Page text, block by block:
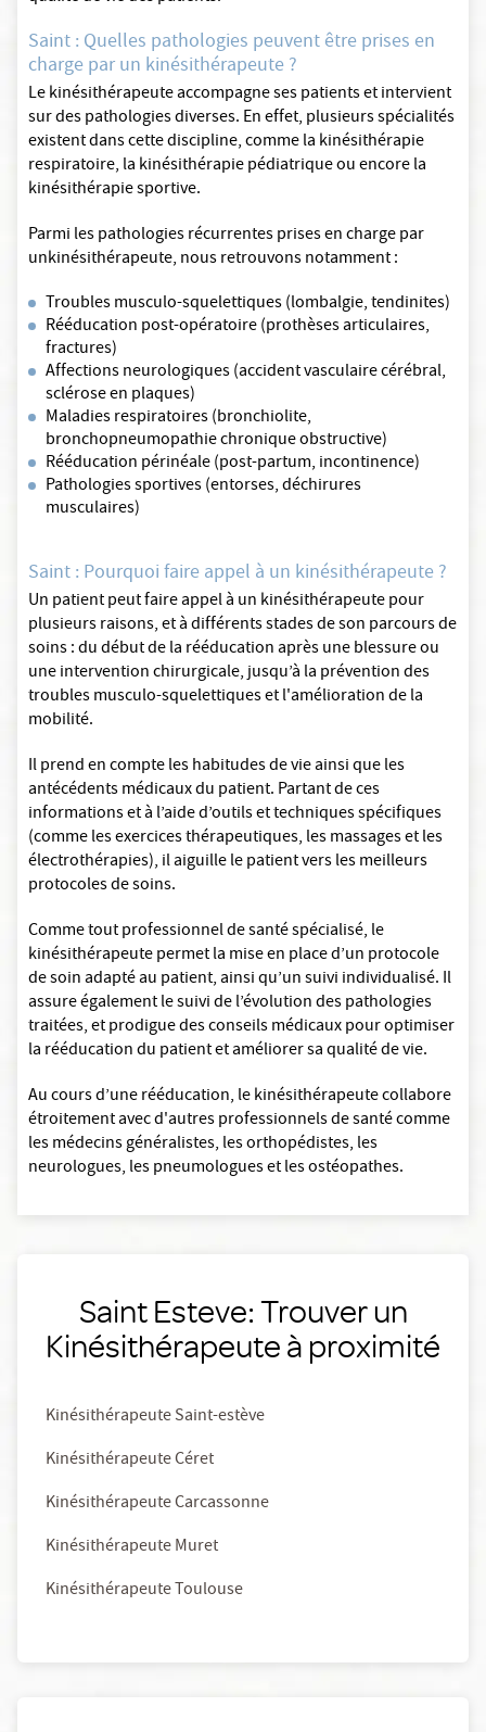
Saint : Quelles pathologies peuvent être prises en
charge par un kinésithérapeute ?
Le kinésithérapeute accompagne ses patients et intervient
sur des pathologies diverses. En effet, plusieurs spécialités
existent dans cette discipline, comme la kinésithérapie
respiratoire, la kinésithérapie pédiatrique ou encore la
kinésithérapie sportive.
Parmi les pathologies récurrentes prises en charge par
unkinésithérapeute, nous retrouvons notamment :
Troubles musculo-squelettiques (lombalgie, tendinites)
Rééducation post-opératoire (prothèses articulaires,
fractures)
Affections neurologiques (accident vasculaire cérébral,
sclérose en plaques)
Maladies respiratoires (bronchiolite,
bronchopneumopathie chronique obstructive)
Rééducation périnéale (post-partum, incontinence)
Pathologies sportives (entorses, déchirures
musculaires)
Saint : Pourquoi faire appel à un kinésithérapeute ?
Un patient peut faire appel à un kinésithérapeute pour
plusieurs raisons, et à différents stades de son parcours de
soins : du début de la rééducation après une blessure ou
une intervention chirurgicale, jusqu’à la prévention des
troubles musculo-squelettiques et l'amélioration de la
mobilité.
Il prend en compte les habitudes de vie ainsi que les
antécédents médicaux du patient. Partant de ces
informations et à l’aide d’outils et techniques spécifiques
(comme les exercices thérapeutiques, les massages et les
électrothérapies), il aiguille le patient vers les meilleurs
protocoles de soins.
Comme tout professionnel de santé spécialisé, le
kinésithérapeute permet la mise en place d’un protocole
de soin adapté au patient, ainsi qu’un suivi individualisé. Il
assure également le suivi de l’évolution des pathologies
traitées, et prodigue des conseils médicaux pour optimiser
la rééducation du patient et améliorer sa qualité de vie.
Au cours d’une rééducation, le kinésithérapeute collabore
étroitement avec d'autres professionnels de santé comme
les médecins généralistes, les orthopédistes, les
neurologues, les pneumologues et les ostéopathes.
Saint Esteve: Trouver un
Kinésithérapeute à proximité
Kinésithérapeute Saint-estève
Kinésithérapeute Céret
Kinésithérapeute Carcassonne
Kinésithérapeute Muret
Kinésithérapeute Toulouse